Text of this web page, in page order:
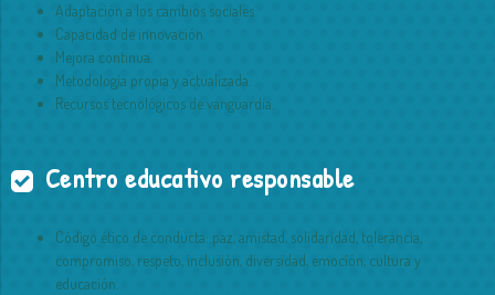
Adaptación a los cambios sociales.
Capacidad de innovación.
Mejora continua.
Metodología propia y actualizada.
Recursos tecnológicos de vanguardia.
Centro educativo responsable
Código ético de conducta: paz, amistad, solidaridad, tolerancia,
compromiso, respeto, inclusión, diversidad, emoción, cultura y
educación.